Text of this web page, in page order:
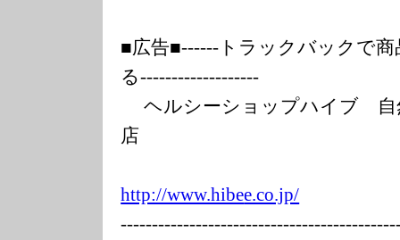
■広告■------トラックバックで商
る-------------------
ヘルシーショップハイブ 自
店
http://www.hibee.co.jp/
------------------------------